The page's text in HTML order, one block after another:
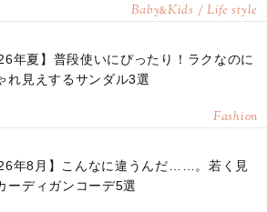
Baby&Kids / Life style
年夏】普段使いにぴったり！ラクなのに
れ見えするサンダル3選
Fashion
年8月】こんなに違うんだ……。若く見
ーディガンコーデ5選